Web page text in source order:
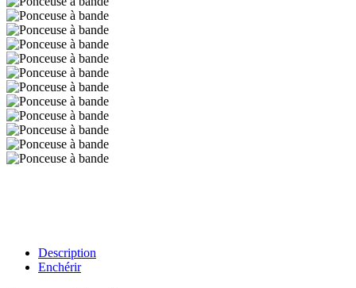
Description
Enchérir